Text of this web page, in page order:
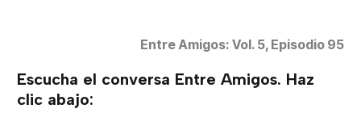
Entre Amigos: Vol. 5, Episodio 95
Escucha el conversa Entre Amigos. Haz
clic abajo: